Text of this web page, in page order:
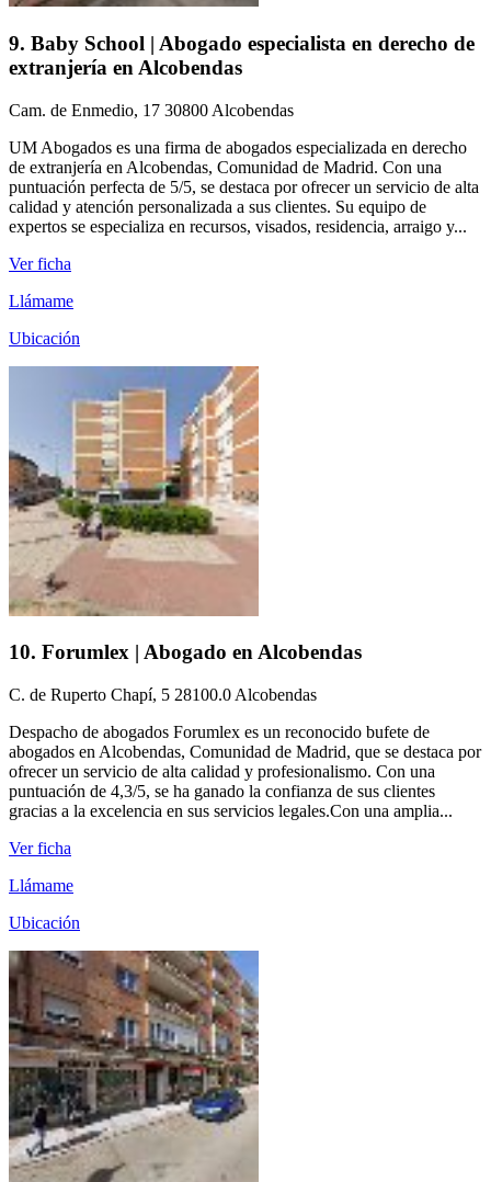
9. Baby School | Abogado especialista en derecho de
extranjería en Alcobendas
Cam. de Enmedio, 17 30800 Alcobendas
UM Abogados es una firma de abogados especializada en derecho
de extranjería en Alcobendas, Comunidad de Madrid. Con una
puntuación perfecta de 5/5, se destaca por ofrecer un servicio de alta
calidad y atención personalizada a sus clientes. Su equipo de
expertos se especializa en recursos, visados, residencia, arraigo y...
Ver ficha
Llámame
Ubicación
10. Forumlex | Abogado en Alcobendas
C. de Ruperto Chapí, 5 28100.0 Alcobendas
Despacho de abogados Forumlex es un reconocido bufete de
abogados en Alcobendas, Comunidad de Madrid, que se destaca por
ofrecer un servicio de alta calidad y profesionalismo. Con una
puntuación de 4,3/5, se ha ganado la confianza de sus clientes
gracias a la excelencia en sus servicios legales.Con una amplia...
Ver ficha
Llámame
Ubicación